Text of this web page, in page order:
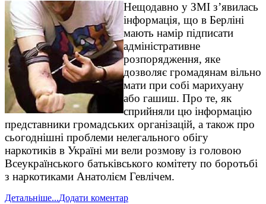
Нещодавно у ЗМІ з’явилась
інформація, що в Берліні
мають намір підписати
адміністративне
розпорядження, яке
дозволяє громадянам вільно
мати при собі марихуану
або гашиш. Про те, як
сприйняли цю інформацію
представники громадських організацій, а також про
сьогоднішні проблеми нелегального обігу
наркотиків в Україні ми вели розмову із головою
Всеукраїнського батьківського комітету по боротьбі
з наркотиками Анатолієм Гевлічем.
Детальніше...Додати коментар